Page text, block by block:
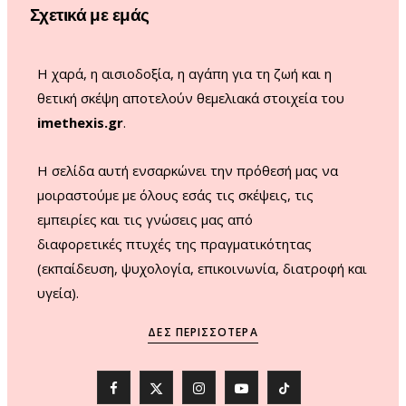
Σχετικά με εμάς
Η χαρά, η αισιοδοξία, η αγάπη για τη ζωή και η
θετική σκέψη αποτελούν θεμελιακά στοιχεία του
imethexis.gr.
H σελίδα αυτή ενσαρκώνει την πρόθεσή μας να
μοιραστούμε με όλους εσάς τις σκέψεις, τις
εμπειρίες και τις γνώσεις μας από
διαφορετικές πτυχές της πραγματικότητας
(εκπαίδευση, ψυχολογία, επικοινωνία, διατροφή και
υγεία).
ΔΕΣ ΠΕΡΙΣΣΌΤΕΡΑ
F X I Y T